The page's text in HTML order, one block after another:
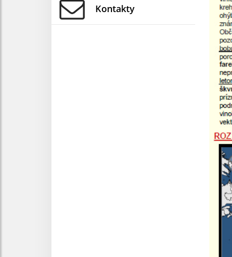
Kontakty